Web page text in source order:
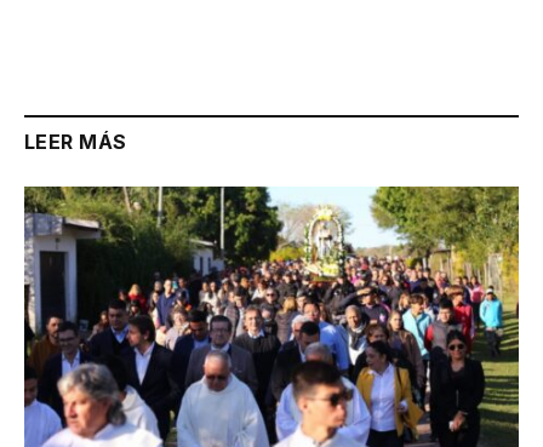
LEER MÁS